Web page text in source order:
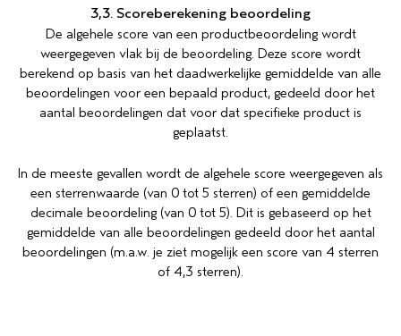
3,3. Scoreberekening beoordeling
De algehele score van een productbeoordeling wordt
weergegeven vlak bij de beoordeling. Deze score wordt
berekend op basis van het daadwerkelijke gemiddelde van alle
beoordelingen voor een bepaald product, gedeeld door het
aantal beoordelingen dat voor dat specifieke product is
geplaatst.
In de meeste gevallen wordt de algehele score weergegeven als
een sterrenwaarde (van 0 tot 5 sterren) of een gemiddelde
decimale beoordeling (van 0 tot 5). Dit is gebaseerd op het
gemiddelde van alle beoordelingen gedeeld door het aantal
beoordelingen (m.a.w. je ziet mogelijk een score van 4 sterren
of 4,3 sterren).